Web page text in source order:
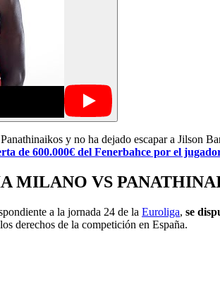
y no ha dejado escapar a Jilson
de 600.000€ del Fenerbahce por el
MILANO VS
a la jornada 24 de la Euroliga, se
derechos de la competición en España.